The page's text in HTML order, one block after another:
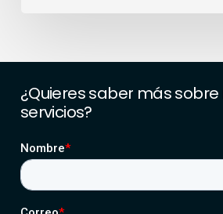
¿Quieressaber mássobre
servicios?